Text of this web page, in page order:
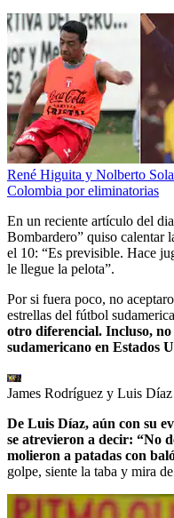
René Higuita y Nolberto
Colombia por eliminatorias
En un reciente artículo del
Bombardero” quiso calentar
el 10: “Es previsible. Hace
le llegue la pelota”.
Por si fuera poco, no
estrellas del fútbol
otro diferencial. Incluso,
sudamericano en Estados
James Rodríguez y Luis
De Luis Díaz, aún con su
se atrevieron a decir: “No
molieron a patadas con
golpe, siente la taba y mira